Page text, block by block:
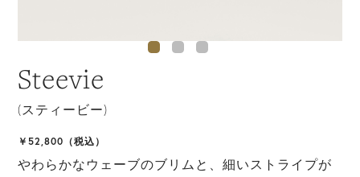
Steevie
(スティービー)
￥52,800（税込）
やわらかなウェーブのブリムと、細いストライプが